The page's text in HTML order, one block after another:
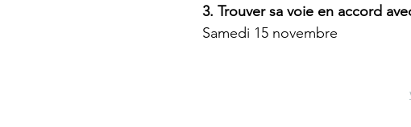
3. Trouver sa voie en accord
Samedi 15 novembre